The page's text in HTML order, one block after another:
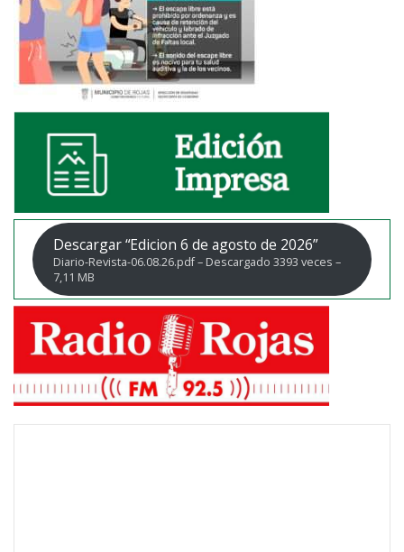
Descargar “Edicion 6 de agosto de 2026”
Diario-Revista-06.08.26.pdf – Descargado 3393 veces –
7,11 MB